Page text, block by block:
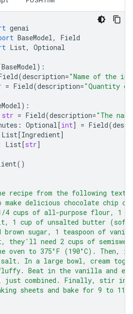
genai
BaseModel,
Field
List, Optional
BaseModel):
(description="Name of the
= Field(description="Quantity
):
str = Field(description="The
: Optional[int] = Field(
List[Ingredient]
List[str]
()
recipe from the following text.
make delicious chocolate chip
4 cups of all-purpose flour, 1
1 cup of unsalted butter
brown sugar, 1 teaspoon of
they'll need 2 cups of
oven to 375°F (190°C). Then,
salt. In a large bowl, cream
Beat in the vanilla and
combined. Finally, stir in
sheets and bake for 9 to 11